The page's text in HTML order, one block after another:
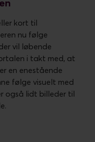
kort til
nu følge
vil løbende
i takt med, at
en enestående
følge visuelt med
også lidt billeder til